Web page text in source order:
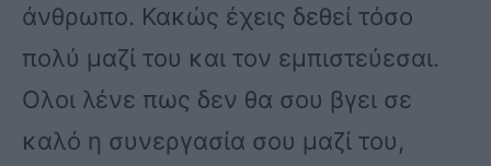
άνθρωπο. Κακώς έχεις δεθεί τόσο
πολύ μαζί του και τον εμπιστεύεσαι.
Ολοι λένε πως δεν θα σου βγει σε
καλό η συνεργασία σου μαζί του,